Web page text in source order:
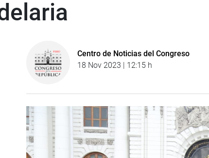
Centro de Noticias del Congreso
18 Nov 2023 | 12:15 h